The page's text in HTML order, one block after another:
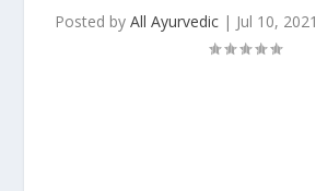
Posted by All Ayurvedic| Jul 10, 2021